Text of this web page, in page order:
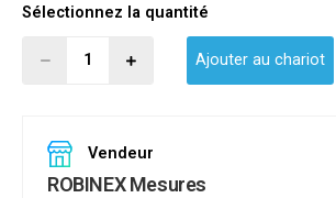
Sélectionnez la quantité
Ajouter au chariot
Vendeur
ROBINEX Mesures